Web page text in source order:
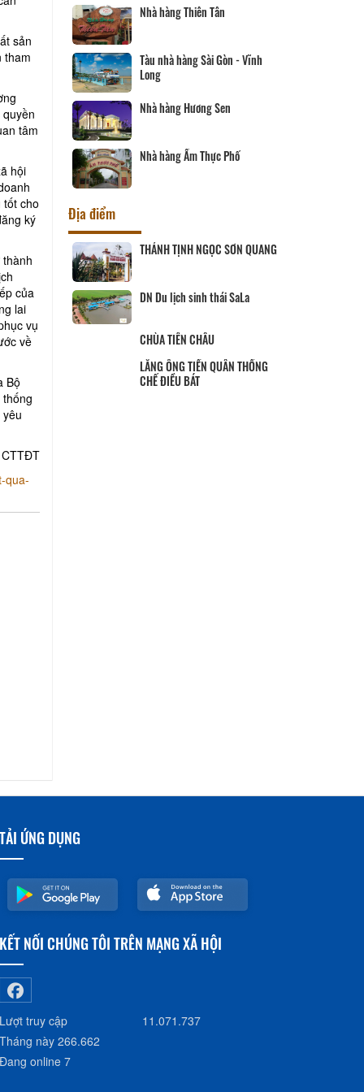
sản
tham
tâm
hội
cho
ký
của
lai
vụ
về
Bộ
CTTĐT
qua-
Nhà hàng Thiên Tân
Tàu nhà hàng Sài Gòn - Vĩnh
Long
Nhà hàng Hương Sen
Nhà hàng Ẩm Thực Phố
Địa điểm
Hội đồng
LONG
THÁNH TỊNH NGỌC SƠN QUANG
DN Du lịch sinh thái SaLa
CHÙA TIÊN CHÂU
LĂNG ÔNG TIỀN QUÂN THỐNG
TẢI ỨNG DỤNG
KẾT NỐI CHÚNG TÔI TRÊN MẠNG XÃ HỘI
Lượt truy cập
11.071.737
Tháng này 266.662
Đang online 7